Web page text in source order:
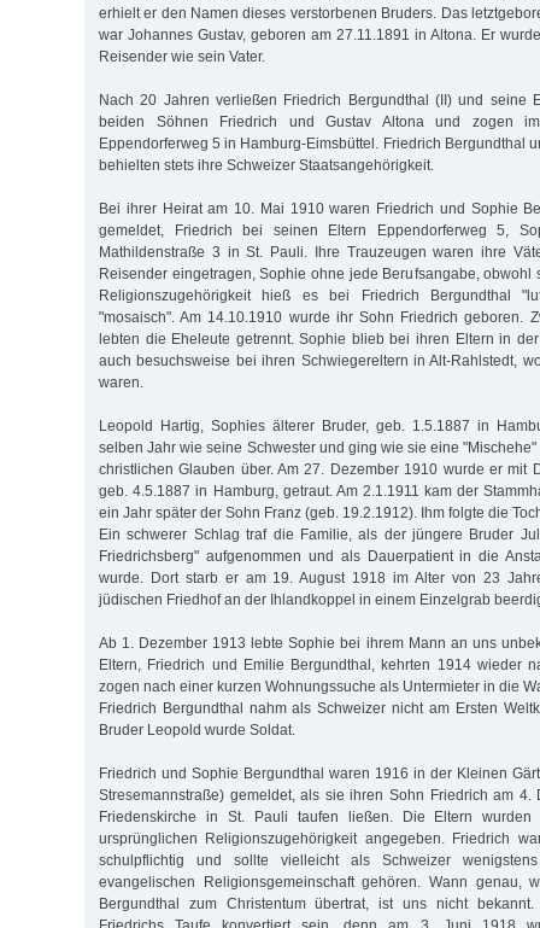
erhielt er den Namen dieses verstorbenen Bruders. Das
war Johannes Gustav, geboren am 27.11.1891 in Altona. Er
Reisender wie sein Vater.
Nach 20 Jahren verließen Friedrich Bergundthal (II) und seine
beiden Söhnen Friedrich und Gustav Altona und zogen
Eppendorferweg 5 in Hamburg-Eimsbüttel. Friedrich Bergundthal
behielten stets ihre Schweizer Staatsangehörigkeit.
Bei ihrer Heirat am 10. Mai 1910 waren Friedrich und Sophie
gemeldet, Friedrich bei seinen Eltern Eppendorferweg 5,
Mathildenstraße 3 in St. Pauli. Ihre Trauzeugen waren ihre
Reisender eingetragen, Sophie ohne jede Berufsangabe, obwohl
Religionszugehörigkeit hieß es bei Friedrich Bergundthal
"mosaisch". Am 14.10.1910 wurde ihr Sohn Friedrich geboren.
lebten die Eheleute getrennt. Sophie blieb bei ihren Eltern in
auch besuchsweise bei ihren Schwiegereltern in Alt-Rahlstedt,
waren.
Leopold Hartig, Sophies älterer Bruder, geb. 1.5.1887 in
selben Jahr wie seine Schwester und ging wie sie eine
christlichen Glauben über. Am 27. Dezember 1910 wurde er mit
geb. 4.5.1887 in Hamburg, getraut. Am 2.1.1911 kam der
ein Jahr später der Sohn Franz (geb. 19.2.1912). Ihm folgte die
Ein schwerer Schlag traf die Familie, als der jüngere Bruder
Friedrichsberg" aufgenommen und als Dauerpatient in die
wurde. Dort starb er am 19. August 1918 im Alter von 23
jüdischen Friedhof an der Ihlandkoppel in einem Einzelgrab
Ab 1. Dezember 1913 lebte Sophie bei ihrem Mann an uns
Eltern, Friedrich und Emilie Bergundthal, kehrten 1914 wieder
zogen nach einer kurzen Wohnungssuche als Untermieter in die
Friedrich Bergundthal nahm als Schweizer nicht am Ersten
Bruder Leopold wurde Soldat.
Friedrich und Sophie Bergundthal waren 1916 in der Kleinen
Stresemannstraße) gemeldet, als sie ihren Sohn Friedrich am 4.
Friedenskirche in St. Pauli taufen ließen. Die Eltern
ursprünglichen Religionszugehörigkeit angegeben. Friedrich
schulpflichtig und sollte vielleicht als Schweizer
evangelischen Religionsgemeinschaft gehören. Wann genau,
Bergundthal zum Christentum übertrat, ist uns nicht